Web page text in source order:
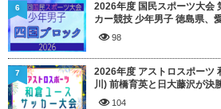
2026年度 国民スポーツ大会
カー競技 少年男子 徳島県、
98
6
2026年度 アストロスポーツ
川) 前橋育英と日大藤沢が決
104
7